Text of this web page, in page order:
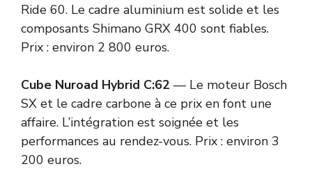
Ride 60. Le cadre aluminium est solide et les
composants Shimano GRX 400 sont fiables.
Prix : environ 2 800 euros.
Cube Nuroad Hybrid C:62 — Le moteur Bosch
SX et le cadre carbone à ce prix en font une
affaire. L’intégration est soignée et les
performances au rendez-vous. Prix : environ 3
200 euros.